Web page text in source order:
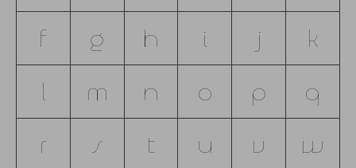
f
g h i j
k
l
m n o p
q
r
s t u v
w